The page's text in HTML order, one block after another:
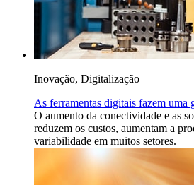
Inovação, Digitalização
As ferramentas digitais fazem uma
O aumento da conectividade e as
reduzem os custos, aumentam a
variabilidade em muitos setores.